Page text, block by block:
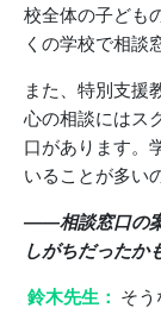
校全体の子ども
くの学校で相談
また、特別支援
心の相談にはス
口があります。
いることが多い
――相談窓口の
しがちだったか
鈴木先生： そう